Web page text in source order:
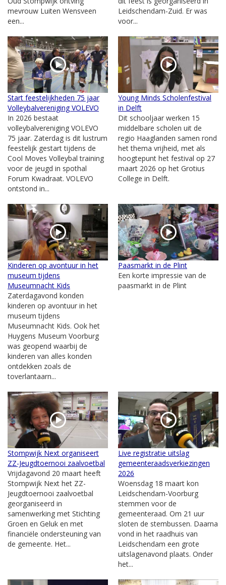
mevrouw Luiten Wensveen
een...
Leidschendam-Zuid. Er was
voor...
Start feestelijkheden 75 jaar
Volleybalvereniging VOLEVO
In 2026 bestaat
volleybalvereniging VOLEVO
75 jaar. Zaterdag is dit lustrum
feestelijk gestart tijdens de
Cool Moves Volleybal training
voor de jeugd in spothal
Forum Kwadraat. VOLEVO
ontstond in...
Young Minds Scholenfestival
in Delft
Dit schooljaar werken 15
middelbare scholen uit de
regio Haaglanden samen rond
het thema vrijheid, met als
hoogtepunt het festival op 27
maart 2026 op het Grotius
College in Delft.
Kinderen op avontuur in het
museum tijdens
Museumnacht Kids
Zaterdagavond konden
kinderen op avontuur in het
museum tijdens
Museumnacht Kids. Ook het
Huygens Museum Voorburg
was geopend waarbij de
kinderen van alles konden
ontdekken zoals de
toverlantaarn...
Paasmarkt in de Plint
Een korte impressie van de
paasmarkt in de Plint
Stompwijk Next organiseert
ZZ-Jeugdtoernooi zaalvoetbal
Vrijdagavond 20 maart heeft
Stompwijk Next het ZZ-
Jeugdtoernooi zaalvoetbal
georganiseerd in
samenwerking met Stichting
Groen en Geluk en met
financiële ondersteuning van
de gemeente. Het...
Live registratie uitslag
gemeenteraadsverkiezingen
2026
Woensdag 18 maart kon
Leidschendam-Voorburg
stemmen voor de
gemeenteraad. Om 21 uur
sloten de stembussen. Daarna
vond in het raadhuis van
Leidschendam een grote
uitslagenavond plaats. Onder
het...